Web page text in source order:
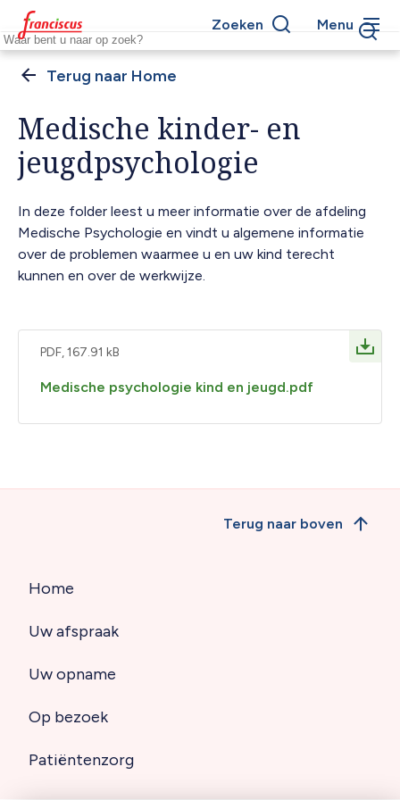
Overslaan
en
naar
gaan
Keywords
Zoeken Menu
Home
Medische kinder- en
jeugdpsychologie
In deze folder leest u meer informatie over de afdeling
Medische Psychologie en vindt u algemene informatie
over de problemen waarmee u en uw kind terecht
kunnen en over de werkwijze.
PDF, 167.91 kB
Medische psychologie kind en jeugd.pdf
(footer)
Home
Uw afspraak
Uw opname
Op bezoek
Patiëntenzorg
Terug naar boven